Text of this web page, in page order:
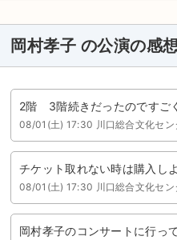
岡村孝子 の公演の感
2階 3階続きだったのですご
08/01(土) 17:30 川口総合文化セン
チケット取れない時は購入し
08/01(土) 17:30 川口総合文化セン
岡村孝子のコンサートに行っ